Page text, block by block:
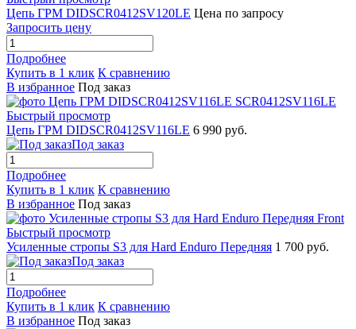
Цепь ГРМ DIDSCR0412SV120LE Цена по запросу
Запросить цену
Подробнее
Купить в 1 клик К сравнению
В избранное Под заказ
Быстрый просмотр
Цепь ГРМ DIDSCR0412SV116LE 6 990 руб.
Под заказ
Подробнее
Купить в 1 клик К сравнению
В избранное Под заказ
Быстрый просмотр
Усиленные стропы S3 для Hard Enduro Передняя 1 700 руб.
Под заказ
Подробнее
Купить в 1 клик К сравнению
В избранное Под заказ